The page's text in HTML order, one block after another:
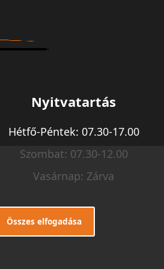
Nyitvatartás
Hétfő-Péntek: 07.30-17.00
Szombat: 07.30-12.00
Vasárnap: Zárva
Összes elfogadása